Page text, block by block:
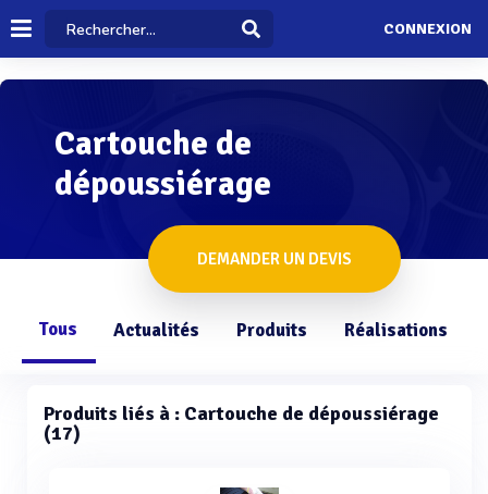
CONNEXION
Cartouche de
dépoussiérage
DEMANDER UN DEVIS
Tous Actualités Produits Réalisations
Produits liés à : Cartouche de dépoussiérage
(17)